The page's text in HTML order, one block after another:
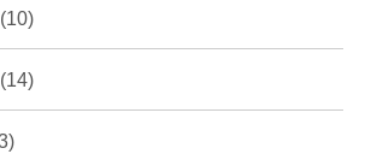
(10)
(14)